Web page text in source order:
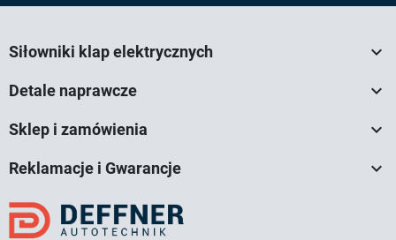
Siłowniki klap elektrycznych 
Detale naprawcze 
Sklep i zamówienia 
Reklamacje i Gwarancje 